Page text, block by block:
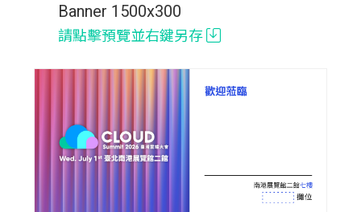
Banner 1500x300
請點擊預覽並右鍵另存